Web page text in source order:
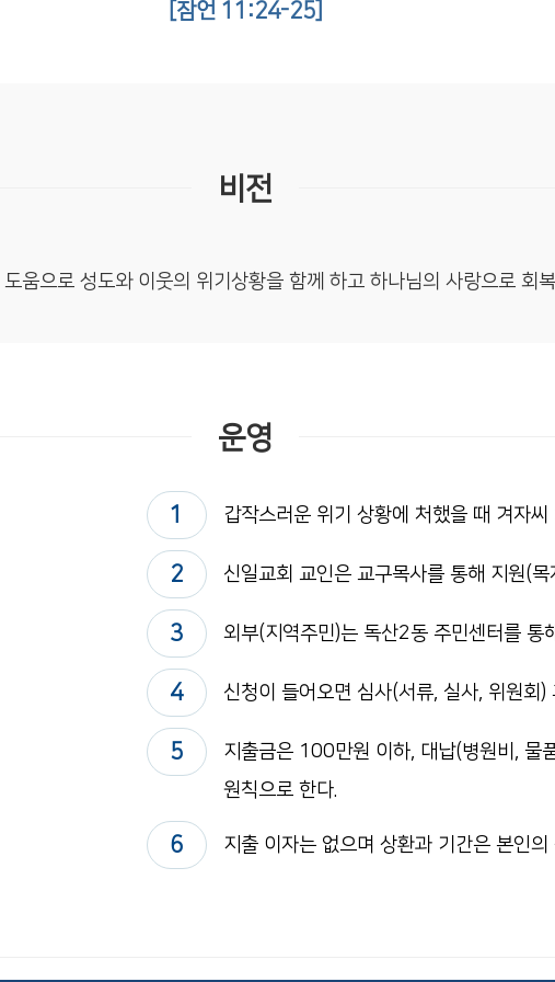
[잠언 11:24-25]
비전
움으로 성도와 이웃의 위기상황을 함께 하고 하나님의 사랑으로 회
운영
1 갑작스러운 위기 상황에 처했을 때 겨자
2 신일교회 교인은 교구목사를 통해 지원(
3 외부(지역주민)는 독산2동 주민센터를 통
4 신청이 들어오면 심사(서류, 실사, 위원회)
5
지출금은 100만원 이하, 대납(병원비, 물
원칙으로 한다.
6 지출 이자는 없으며 상환과 기간은 본인